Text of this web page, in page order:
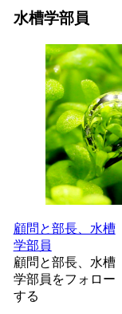
水槽学部員
顧問と部長、水槽
学部員
顧問と部長、水槽
学部員をフォロー
する